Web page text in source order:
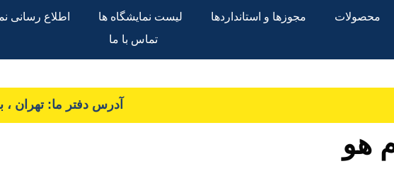
محصولات مجوزها و استانداردها لیست نمایشگاه ها اطلاع رسانی
تماس با ما
آدرس دفتر ما: تهران ،
هو